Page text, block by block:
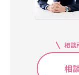
相談
相